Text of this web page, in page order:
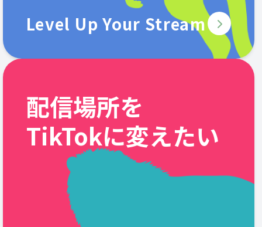
Level Up Your Stream
配信場所を
TikTokに変えたい